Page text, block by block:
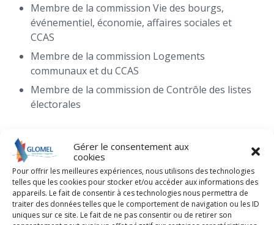
Gérer le consentement aux
cookies
Pour offrir les meilleures expériences, nous utilisons des technologies
telles que les cookies pour stocker et/ou accéder aux informations des
appareils. Le fait de consentir à ces technologies nous permettra de
traiter des données telles que le comportement de navigation ou les ID
uniques sur ce site. Le fait de ne pas consentir ou de retirer son
Membre de la commission Vie des bourgs,
événementiel, économie, affaires sociales et
CCAS
Membre de la commission Logements
communaux et du CCAS
Membre de la commission de Contrôle des listes
électorales
Comité consultatif
Membre du comité consultatif de
Développement langue et culture bretonnes
Délégation dans les syndicats et autres